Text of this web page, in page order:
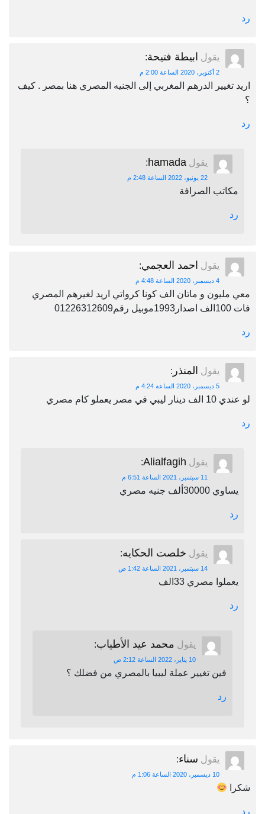
رد
يقول ابيطة فتيحة:
2 أكتوبر، 2020 الساعة 2:00 م
اريد تغيير الدرهم المغربي إلى الجنيه المصري هنا بمصر . كيف
؟
رد
يقول hamada
:
22 يونيو، 2022 الساعة 2:48 م
مكاتب الصرافة
رد
يقول احمد العجمي:
4 ديسمبر، 2020 الساعة 4:48 م
معي مليون و ماتان الف كونا كرواتي اريد لغيرهم المصري
فات 100الف اصدار1993موبيل رقم01226312609
رد
يقول المنذر :
5 ديسمبر، 2020 الساعة 4:24 م
لو عندي 10 الف دينار ليبي في مصر يعملو كام مصري
رد
يقول Alialfagih
:
11 سبتمبر، 2021 الساعة 6:51 م
يساوي 30000ألف جنيه مصري
رد
يقول خلصت الحكايه:
14 سبتمبر، 2021 الساعة 1:42 ص
يعملوا مصري 33الف
رد
يقول محمد عيد الأطياب:
10 يناير، 2022 الساعة 2:12 ص
فين تغيير عملة ليبيا بالمصري من فضلك ؟
رد
يقول سناء:
10 ديسمبر، 2020 الساعة 1:06 م
شكرا
رد